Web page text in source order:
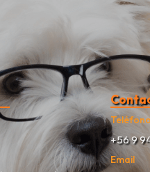
+56 9
Email